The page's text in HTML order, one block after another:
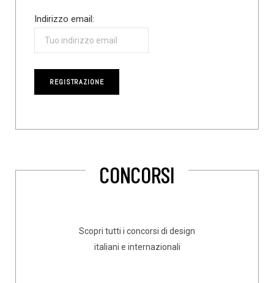
Indirizzo email:
CONCORSI
Scopri tutti i concorsi di design
italiani e internazionali